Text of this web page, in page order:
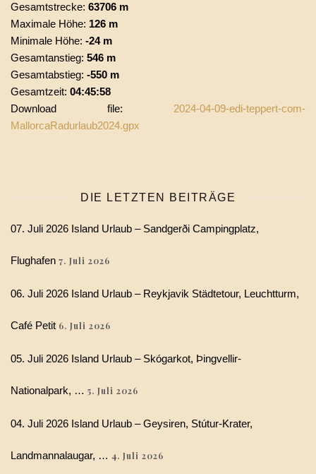
Gesamtstrecke: 63706 m
Maximale Höhe: 126 m
Minimale Höhe: -24 m
Gesamtanstieg: 546 m
Gesamtabstieg: -550 m
Gesamtzeit: 04:45:58
Download file: 2024-04-09-edi-teppert-com-
MallorcaRadurlaub2024.gpx
DIE LETZTEN BEITRÄGE
07. Juli 2026 Island Urlaub – Sandgerði Campingplatz,
Flughafen 7. Juli 2026
06. Juli 2026 Island Urlaub – Reykjavik Städtetour, Leuchtturm,
Café Petit 6. Juli 2026
05. Juli 2026 Island Urlaub – Skógarkot, Þingvellir-
Nationalpark, … 5. Juli 2026
04. Juli 2026 Island Urlaub – Geysiren, Stútur-Krater,
Landmannalaugar, … 4. Juli 2026